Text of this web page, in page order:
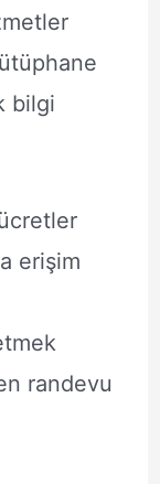
bilgi
erişim
randevu